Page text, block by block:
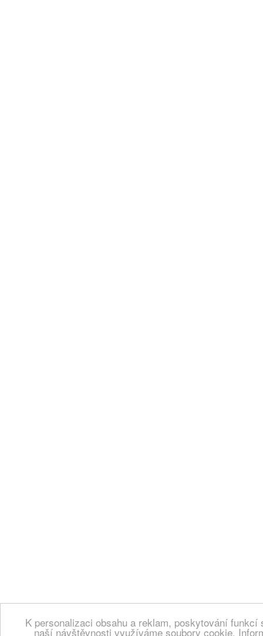
K personalizaci obsahu a reklam, poskytování
naší návštěvnosti využíváme soubory cookie.